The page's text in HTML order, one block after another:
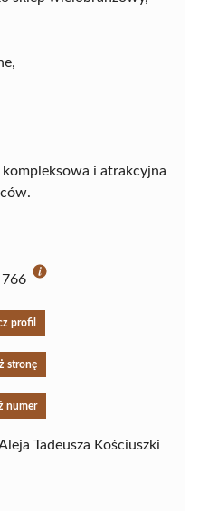
i atrakcyjna
766
profil
stronę
numer
Tadeusza Kościuszki